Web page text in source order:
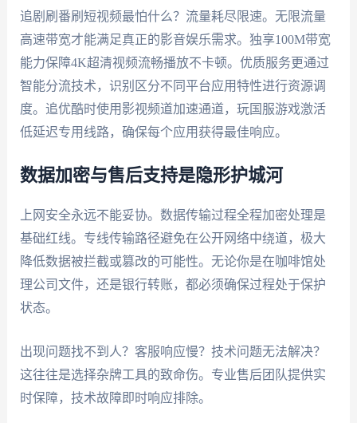
追剧刷番刷短视频最怕什么？流量耗尽限速。无限流量
高速带宽才能满足真正的影音娱乐需求。独享100M带宽
能力保障4K超清视频流畅播放不卡顿。优质服务更通过
智能分流技术，识别区分不同平台应用特性进行资源调
度。追优酷时使用影视频道加速通道，玩国服游戏激活
低延迟专用线路，确保每个应用获得最佳响应。
数据加密与售后支持是隐形护城河
上网安全永远不能妥协。数据传输过程全程加密处理是
基础红线。专线传输路径避免在公开网络中绕道，极大
降低数据被拦截或篡改的可能性。无论你是在咖啡馆处
理公司文件，还是银行转账，都必须确保过程处于保护
状态。
出现问题找不到人？客服响应慢？技术问题无法解决？
这往往是选择杂牌工具的致命伤。专业售后团队提供实
时保障，技术故障即时响应排除。